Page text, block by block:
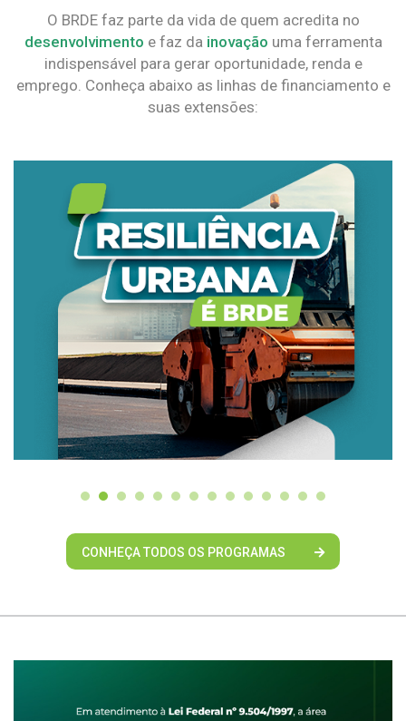
O BRDE faz parte da vida de quem acredita no
desenvolvimento e faz da inovação uma ferramenta
indispensável para gerar oportunidade, renda e
emprego. Conheça abaixo as linhas de financiamento e
suas extensões:
CONHEÇA TODOS OS PROGRAMAS